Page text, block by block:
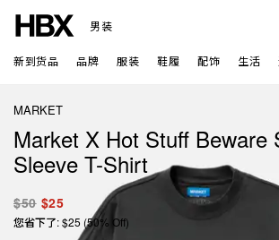
男装
新到货品 品牌 服装 鞋履 配饰 生活
MARKET
Market X Hot Stuff Beware
Sleeve T-Shirt
$50 $25
您省下了: $25 (50% Off)